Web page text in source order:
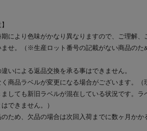
期により色味がかなり異なりますので、ご理解、
ませ。（※生産ロット番号の記載がない商品のた
違いによる返品交換を承る事はできません。
く商品ラベルが変更になる場合がございます。（
しても新旧ラベルが混在している状況です。ラ
できません。）
のため、欠品の場合は次回入荷までに数ヶ月かか